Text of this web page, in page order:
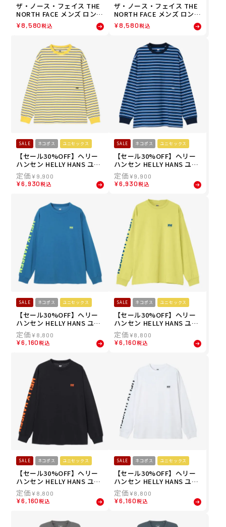
ザ・ノース・フェイス THE
NORTH FACE メンズ ロング
スリーブ クリスプアクショ
ン クルー NT12686-W 26SS
¥8,580税込
ザ・ノース・フェイス THE
NORTH FACE メンズ ロング
スリーブ クリスプアクショ
ン クルー NT12686-UN 26S
¥8,580税込
SALE ネコポス ユニセックス
【セール30%OFF】ヘリー
ハンセン HELLY HANS ユニ
セックス ロングスリーブマ
ルチボーダーティー L/S MU
LTI BD TEE 長袖シャツ HE3
¥ 9,900
¥6,930税込
SALE ネコポス ユニセックス
【セール30%OFF】ヘリー
ハンセン HELLY HANS ユニ
セックス アウトドア カジュ
アル ウェア 長袖シャツ ロン
グスリーブマルチボーダー
ティー L/S MULTI BD TEE
HE32640-NB メンズ レディ
ース ユニセックス 26SS 春
¥9,900
¥6,930税込
SALE ネコポス ユニセックス
【セール30%OFF】ヘリー
ハンセン HELLY HANS ユニ
セックス ロングスリーブレ
ターティー L/S LETTER TE
E 長袖シャツ HE32638-NB
¥ 8,800
¥6,160税込
SALE ネコポス ユニセックス
【セール30%OFF】ヘリー
ハンセン HELLY HANS ユニ
セックス ロングスリーブレ
ターティー L/S LETTER TE
E 長袖シャツ HE32638-LL
¥8,800
¥6,160税込
SALE ネコポス ユニセックス
【セール30%OFF】ヘリー
ハンセン HELLY HANS ユニ
セックス ロングスリーブレ
ターティー L/S LETTER TE
E 長袖シャツ HE32638-K ユ
¥ 8,800
¥6,160税込
SALE ネコポス ユニセックス
【セール30%OFF】ヘリー
ハンセン HELLY HANS ユニ
セックス ロングスリーブレ
ターティー L/S LETTER TE
E 長袖シャツ HE32638-CW
¥8,800
¥6,160税込